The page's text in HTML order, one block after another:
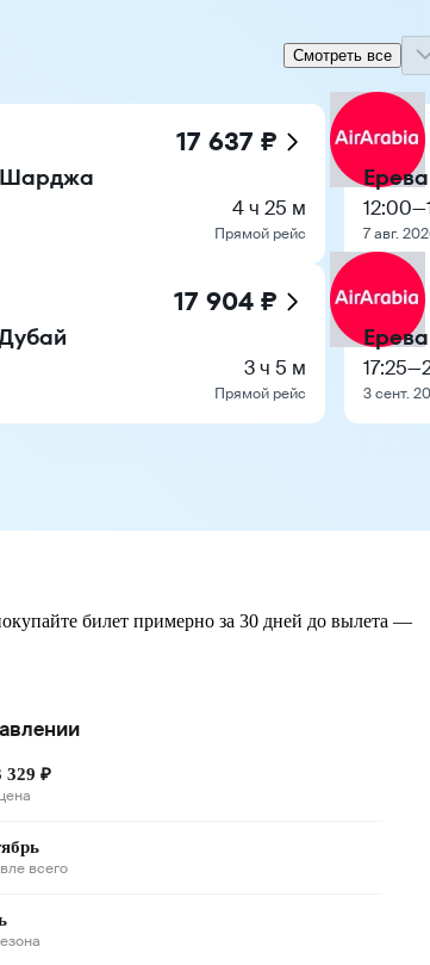
Смотреть все
17 637 ₽
4 ч 25 м
Прямой рейс
17 904 ₽
3 ч 5 м
Прямой рейс
12:00—
7 авг.
17:25—
3 сент.
билет примерно за 30 дней до вылета —
329 ₽
всего